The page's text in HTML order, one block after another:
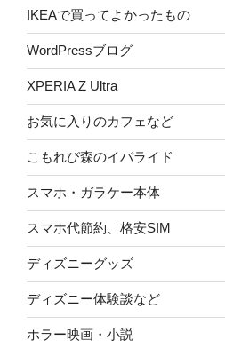
IKEAで買ってよかったもの
WordPressブログ
XPERIA Z Ultra
お気に入りのカフェなど
こもれび森のイバライド
スマホ・ガラケー本体
スマホ代節約、格安SIM
ディズニーグッズ
ディズニー体験談など
ホラー映画・小説